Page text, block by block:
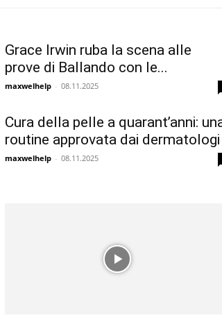
Grace Irwin ruba la scena alle
prove di Ballando con le...
maxwelhelp - 08.11.2025
Cura della pelle a quarant’anni:
routine approvata dai dermatologi
maxwelhelp - 08.11.2025